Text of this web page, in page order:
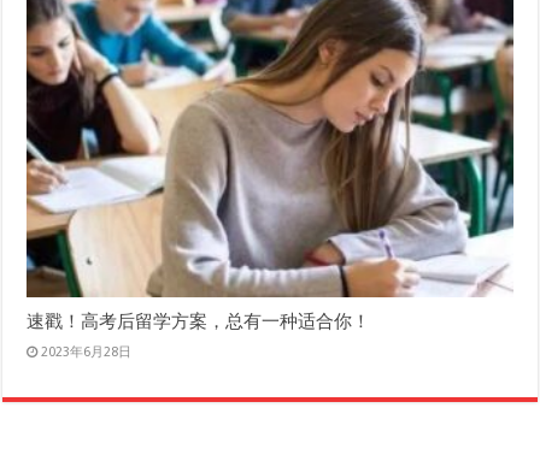
速戳！高考后留学方案，总有一种适合你！
2023年6月28日